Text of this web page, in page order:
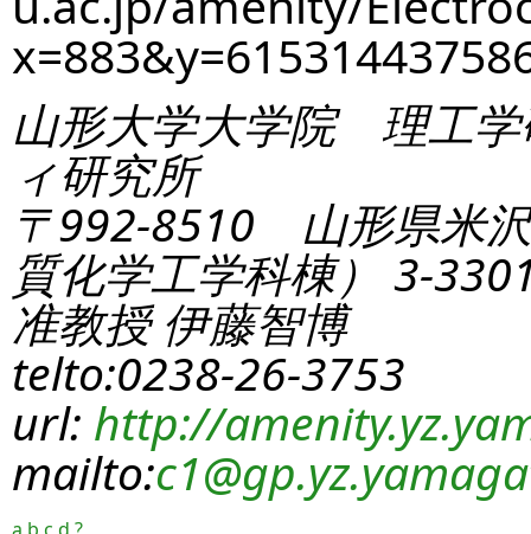
山形大学大学院 理工学
ィ研究所
〒992-8510 山形県米
質化学工学科棟） 3-
准教授 伊藤智博
telto:0238-26-3753
url: http://
mailto:c1